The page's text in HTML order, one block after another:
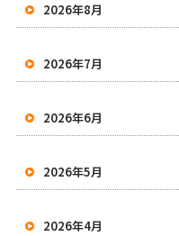
2026年8月
2026年7月
2026年6月
2026年5月
2026年4月